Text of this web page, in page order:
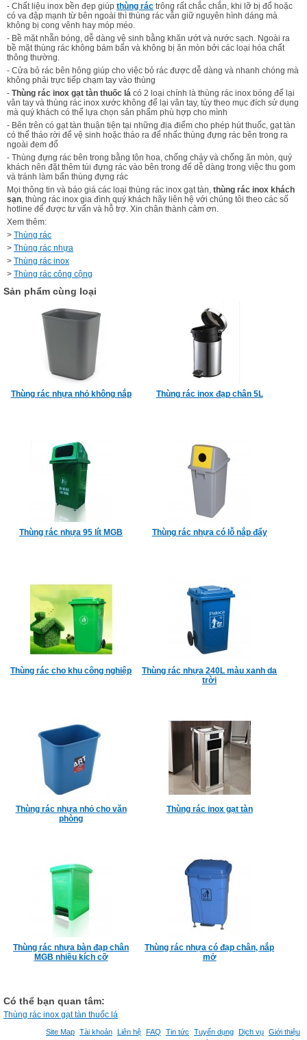
- Chất liệu inox bền đẹp giúp thùng rác trông rất chắc chắn, khi lỡ bị đổ hoặc
có va đập mạnh từ bên ngoài thì thùng rác vẫn giữ nguyên hình dáng mà
không bị cong vênh hay móp méo.
- Bề mặt nhẵn bóng, dễ dàng vệ sinh bằng khăn ướt và nước sạch. Ngoài ra
bề mặt thùng rác không bám bẩn và không bị ăn mòn bởi các loại hóa chất
thông thường.
- Cửa bỏ rác bên hông giúp cho việc bỏ rác được dễ dàng và nhanh chóng mà
không phải trực tiếp chạm tay vào thùng
- Thùng rác inox gạt tàn thuốc lá có 2 loại chính là thùng rác inox bóng để lại
vân tay và thùng rác inox xước không để lại vân tay, tùy theo mục đích sử dụng
mà quý khách có thể lựa chọn sản phẩm phù hợp cho mình
- Bên trên có gạt tàn thuận tiện tại những địa điểm cho phép hút thuốc, gạt tàn
có thể tháo rời để vệ sinh hoặc tháo ra để nhấc thùng đựng rác bên trong ra
ngoài đem đổ
- Thùng đựng rác bên trong bằng tôn hoa, chống cháy và chống ăn mòn, quý
khách nên đặt thêm túi đựng rác vào bên trong để dễ dàng trong việc thu gom
và tránh làm bẩn thùng đựng rác
Mọi thông tin và báo giá các loại thùng rác inox gạt tàn, thùng rác inox khách
sạn, thùng rác inox gia đình quý khách hãy liên hệ với chúng tôi theo các số
hotline để được tư vấn và hỗ trợ. Xin chân thành cảm ơn.
Xem thêm:
> Thùng rác
> Thùng rác nhựa
> Thùng rác inox
> Thùng rác công cộng
Sản phẩm cùng loại
Thùng rác nhựa nhỏ không nắp Thùng rác inox đạp chân 5L
Thùng rác nhựa 95 lít MGB Thùng rác nhựa có lỗ nắp đẩy
Thùng rác cho khu công nghiệp
Thùng rác nhựa 240L màu xanh da
trời
Thùng rác nhựa nhỏ cho văn
phòng
Thùng rác inox gạt tàn
Thùng rác nhựa bàn đạp chân
MGB nhiều kích cỡ
Thùng rác nhựa có đạp chân, nắp
mở
Có thể bạn quan tâm:
Thùng rác inox gạt tàn thuốc lá
Giới thiệu
Dịch vụ
Tuyển dụng
Tin tức
FAQ
Liên hệ
Tài khoản
Site Map